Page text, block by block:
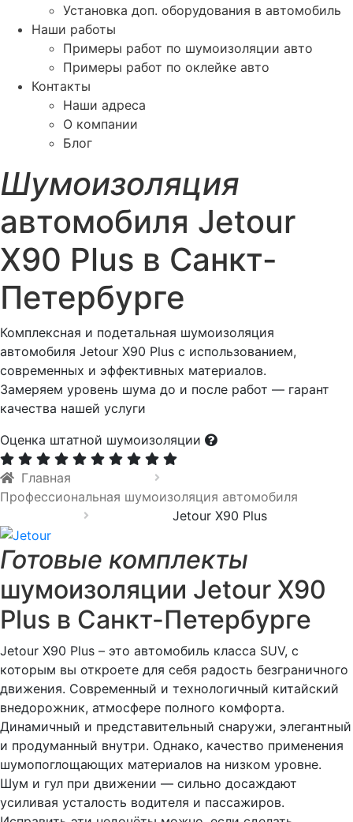
Установка доп. оборудования в автомобиль
Наши работы
Примеры работ по шумоизоляции авто
Примеры работ по оклейке авто
Контакты
Наши адреса
О компании
Блог
Шумоизоляция
автомобиля Jetour
X90 Plus в Санкт-
Петербурге
Комплексная и подетальная шумоизоляция
автомобиля Jetour X90 Plus с использованием,
современных и эффективных материалов.
Замеряем уровень шума до и после работ — гарант
качества нашей услуги
Оценка штатной шумоизоляции
Главная
Профессиональная шумоизоляция автомобиля
Jetour X90 Plus
Готовые комплекты
шумоизоляции Jetour X90
Plus в Санкт-Петербурге
Jetour X90 Plus – это автомобиль класса SUV, с
которым вы откроете для себя радость безграничного
движения. Современный и технологичный китайский
внедорожник, атмосфере полного комфорта.
Динамичный и представительный снаружи, элегантный
и продуманный внутри. Однако, качество применения
шумопоглощающих материалов на низком уровне.
Шум и гул при движении — сильно досаждают
усиливая усталость водителя и пассажиров.